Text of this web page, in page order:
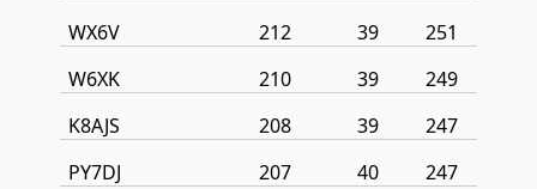
WX6V
212 39
251
W6XK
210 39
249
K8AJS
208 39
247
PY7DJ
207 40
247